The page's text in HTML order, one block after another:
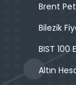
Brent
Bilezik
BIST 100
Altın